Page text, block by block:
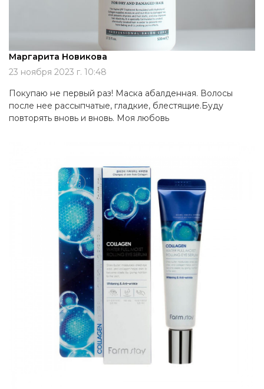
Маргарита Новикова
23 ноября 2023 г. 10:48
Покупаю не первый раз! Маска абалденная. Волосы
после нее рассыпчатые, гладкие, блестящие.Буду
повторять вновь и вновь. Моя любовь